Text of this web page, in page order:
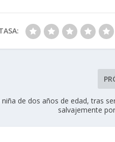
niña de dos años de edad, tras
salvajemente